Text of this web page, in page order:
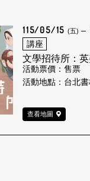
115/05/15 (五)
講座
文學招待所：
活動票價：售票
活動地點：台北
查看地圖